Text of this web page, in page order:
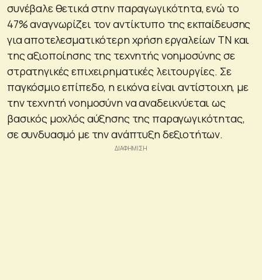
συνέβαλε θετικά στην παραγωγικότητα, ενώ το
47% αναγνωρίζει τον αντίκτυπο της εκπαίδευσης
για αποτελεσματικότερη χρήση εργαλείων ΤΝ και
της αξιοποίησης της τεχνητής νοημοσύνης σε
στρατηγικές επιχειρηματικές λειτουργίες. Σε
παγκόσμιο επίπεδο, η εικόνα είναι αντίστοιχη, με
την τεχνητή νοημοσύνη να αναδεικνύεται ως
βασικός μοχλός αύξησης της παραγωγικότητας,
σε συνδυασμό με την ανάπτυξη δεξιοτήτων.